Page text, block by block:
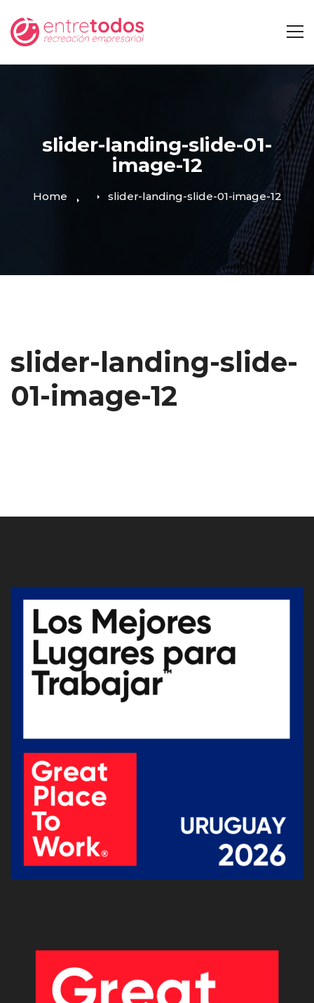
slider-landing-slide-01-
image-12
Home slider-landing-slide-01-image-12
slider-landing-slide-
01-image-12